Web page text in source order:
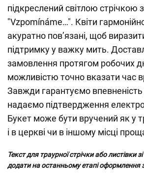
підкреслений світлою стрічкою
"Vzpomínáme…". Квіти
акуратно пов’язані, щоб
підтримку у важку мить.
замовлення протягом робочих
можливістю точно вказати час
Завжди гарантуємо впевненість
надаємо підтвердження
Букет може бути вручений як у
і в церкві чи в іншому місці
Текст для траурної стрічки або листівки
додати на останньому етапі оформлення